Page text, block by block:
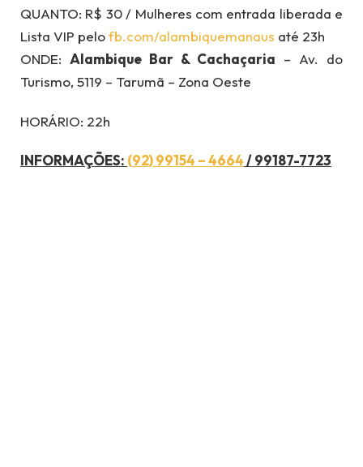
QUANTO: R$ 30 / Mulheres com entrada liberada e
Lista VIP pelofb.com/alambiquemanaus até 23h
ONDE: Alambique Bar & Cachaçaria – Av. do
Turismo, 5119 – Tarumã – Zona Oeste
HORÁRIO: 22h
INFORMAÇÕES: (92) 99154 – 4664/ 99187-7723